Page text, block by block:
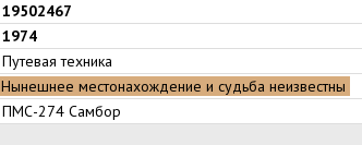
19502467
1974
Путевая техника
Нынешнее местонахождение и судьба неизвестны
ПМС-274 Самбор